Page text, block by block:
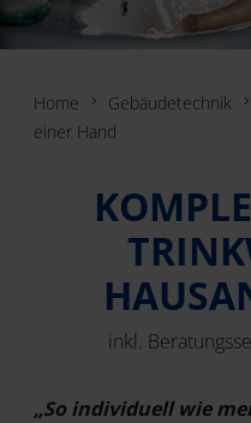
Home Gebäudetechnik
einer Hand
inkl.
„So individuell wie